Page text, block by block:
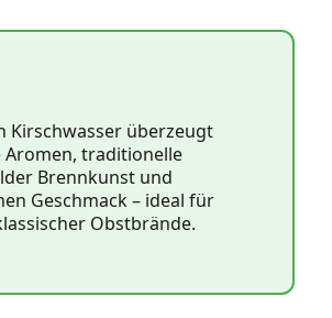
Kirschwasser überzeugt
Aromen, traditionelle
Brennkunst und
Geschmack – ideal für
Obstbrände.